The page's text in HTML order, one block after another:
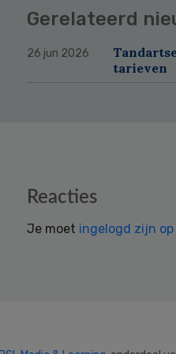
Gerelateerd
26 jun 2026
tarieven
Reacties
Je moet ingelogd zijn op